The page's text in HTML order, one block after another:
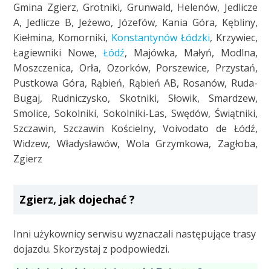
Gmina Zgierz, Grotniki, Grunwald, Helenów, Jedlicze
A, Jedlicze B, Jeżewo, Józefów, Kania Góra, Kębliny,
Kiełmina, Komorniki, Konstantynów Łódzki, Krzywiec,
Łagiewniki Nowe,Łódź, Majówka, Małyń, Modlna,
Moszczenica, Orła, Ozorków, Porszewice, Przystań,
Pustkowa Góra, Rąbień, Rąbień AB, Rosanów, Ruda-
Bugaj, Rudniczysko, Skotniki, Słowik, Smardzew,
Smolice, Sokolniki, Sokolniki-Las, Swędów, Świątniki,
Szczawin, Szczawin Kościelny, Voivodato de Łódź,
Widzew, Władysławów, Wola Grzymkowa, Zagłoba,
Zgierz
Zgierz, jak dojechać ?
Inni użykownicy serwisu wyznaczali następujące trasy
dojazdu. Skorzystaj z podpowiedzi.